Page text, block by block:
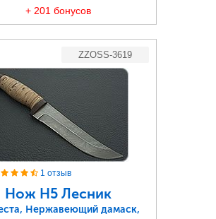
+ 201 бонусов
ZZOSS-3619
1 отзыв
Нож Н5 Лесник
Нержавеющий дамаск,